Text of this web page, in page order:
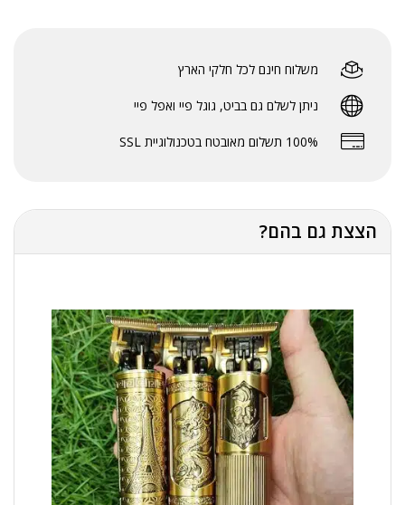
משלוח חינם לכל חלקי הארץ
ניתן לשלם גם בביט, גוגל פיי ואפל פיי
100% תשלום מאובטח בטכנולוגיית SSL
הצצת גם בהם?